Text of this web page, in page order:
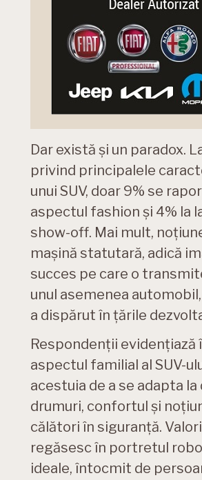
Dar există și un paradox.
privind principalele
unui SUV, doar 9% se
aspectul fashion și 4% la
show-off. Mai mult,
mașină statutară, adică
succes pe care o
unul asemenea
a dispărut în țările
Respondenții evidențiază
aspectul familial al SUV-
acestuia de a se adapta
drumuri, confortul și
călători în siguranță.
regăsesc în portretul
ideale, întocmit de